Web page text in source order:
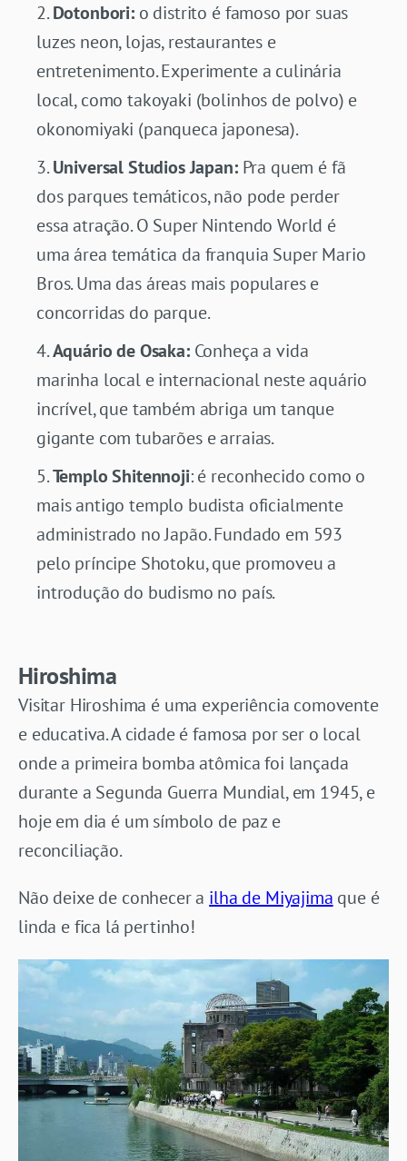
Dotonbori:o distrito é famoso por suas
luzes neon, lojas, restaurantes e
entretenimento. Experimente a culinária
local, como takoyaki (bolinhos de polvo) e
okonomiyaki (panqueca japonesa).
Universal Studios Japan:Pra quem é fã
dos parques temáticos, não pode perder
essa atração. O Super Nintendo World é
uma área temática da franquia Super Mario
Bros. Uma das áreas mais populares e
concorridas do parque.
Aquário de Osaka:Conheça a vida
marinha local e internacional neste aquário
incrível, que também abriga um tanque
gigante com tubarões e arraias.
Templo Shitennoji: é reconhecido como o
mais antigo templo budista oficialmente
administrado no Japão. Fundado em 593
pelo príncipe Shotoku, que promoveu a
introdução do budismo no país.
Hiroshima
Visitar Hiroshima é uma experiência comovente
e educativa. A cidade é famosa por ser o local
onde a primeira bomba atômica foi lançada
durante a Segunda Guerra Mundial, em 1945, e
hoje em dia é um símbolo de paz e
reconciliação.
Não deixe de conhecer a ilha de Miyajima que é
linda e fica lá pertinho!